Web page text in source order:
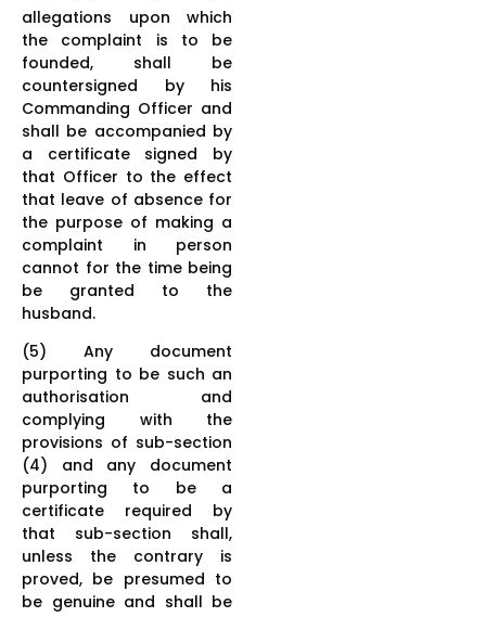
allegations upon which
the complaint is to be
founded, shall be
countersigned by his
Commanding Officer and
shall be accompanied by
a certificate signed by
that Officer to the effect
that leave of absence for
the purpose of making a
complaint in person
cannot for the time being
be granted to the
husband.
(5) Any document
purporting to be such an
authorisation and
complying with the
provisions of sub-section
(4) and any document
purporting to be a
certificate required by
that sub-section shall,
unless the contrary is
proved, be presumed to
be genuine and shall be